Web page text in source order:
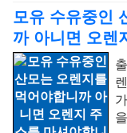
모유 수유중인
까 아니면 오렌